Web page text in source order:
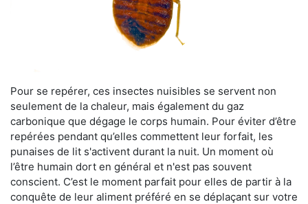
Pour se repérer, ces insectes nuisibles se servent non
seulement de la chaleur, mais également du gaz
carbonique que dégage le corps humain. Pour éviter d’être
repérées pendant qu’elles commettent leur forfait, les
punaises de lit s'activent durant la nuit. Un moment où
l’être humain dort en général et n'est pas souvent
conscient. C’est le moment parfait pour elles de partir à la
conquête de leur aliment préféré en se déplaçant sur votre